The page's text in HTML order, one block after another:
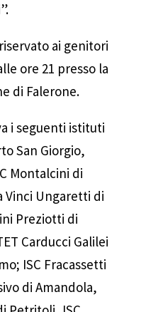
ai genitori
ore 21 presso la
di Falerone.
i seguenti istituti
San Giorgio,
Montalcini di
Vinci Ungaretti di
Preziotti di
Carducci Galilei
ISC Fracassetti
di Amandola,